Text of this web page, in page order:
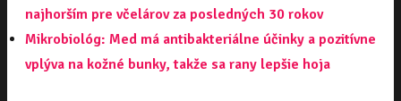
najhorším pre včelárov za posledných 30 rokov
Mikrobiológ: Med má antibakteriálne účinky a pozitívne
vplýva na kožné bunky, takže sa rany lepšie hoja